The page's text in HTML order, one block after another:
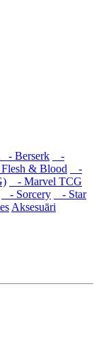
- Berserk
-
& Blood
-
- Marvel TCG
- Sorcery
- Star
Aksesuāri